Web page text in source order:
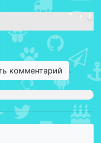
комментарий .